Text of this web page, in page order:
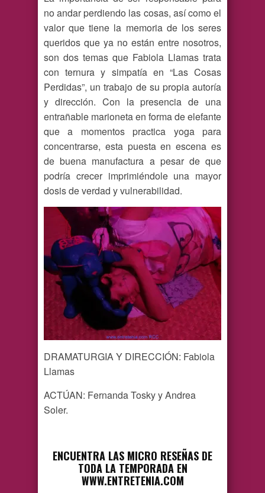
no andar perdiendo las cosas, así como el
valor que tiene la memoria de los seres
queridos que ya no están entre nosotros,
son dos temas que Fabiola Llamas trata
con ternura y simpatía en “Las Cosas
Perdidas”, un trabajo de su propia autoría
y dirección. Con la presencia de una
entrañable marioneta en forma de elefante
que a momentos practica yoga para
concentrarse, esta puesta en escena es
de buena manufactura a pesar de que
podría crecer imprimiéndole una mayor
dosis de verdad y vulnerabilidad.
DRAMATURGIA Y DIRECCIÓN: Fabiola
Llamas
ACTÚAN: Fernanda Tosky y Andrea
Soler.
ENCUENTRA LAS MICRO RESEÑAS DE
TODA LA TEMPORADA EN
WWW.ENTRETENIA.COM